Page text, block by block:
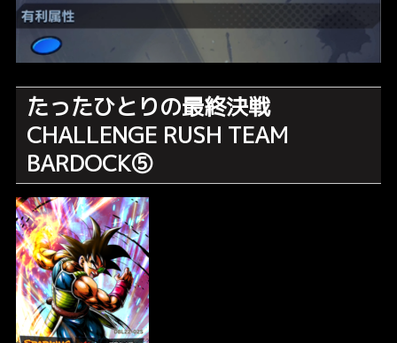
たったひとりの最終決戦
CHALLENGE RUSH TEAM
BARDOCK⑤